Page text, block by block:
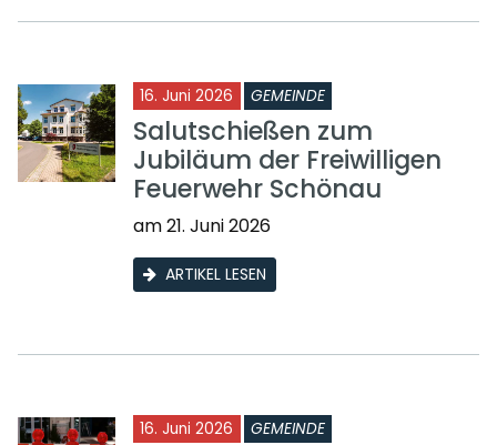
16. Juni 2026 GEMEINDE
Salutschießen zum
Jubiläum der Freiwilligen
Feuerwehr Schönau
am 21. Juni 2026
ARTIKEL LESEN
16. Juni 2026 GEMEINDE